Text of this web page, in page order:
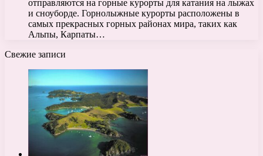
отправляются на горные курорты для катания на лыжах
и сноуборде. Горнолыжные курорты расположены в
самых прекрасных горных районах мира, таких как
Альпы, Карпаты…
Свежие записи